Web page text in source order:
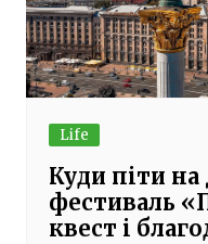
Life
Куди піти на
фестиваль
квест і